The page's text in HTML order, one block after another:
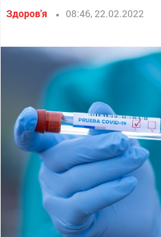
Здоров'я 08:46, 22.02.2022